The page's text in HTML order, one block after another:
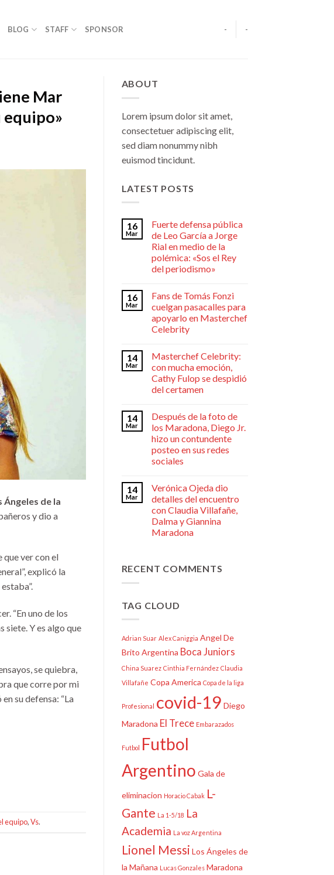
BLOG STAFF SPONSOR - -
Mar
equipo»
Ángeles de la
y dio a
que ver con el
explicó la
“En uno de los
siete. Y es algo que
se quiebra,
que corre por mi
su defensa: “La
equipo,Vs.
ABOUT
Lorem ipsum dolor sit amet,
consectetuer adipiscing elit,
sed diam nonummy nibh
euismod tincidunt.
LATEST POSTS
16
Mar
Fuerte defensa pública
de Leo García a Jorge
Rial en medio de la
polémica: «Sos el Rey
del periodismo»
16
Mar
Fans de Tomás Fonzi
cuelgan pasacalles para
apoyarlo en Masterchef
Celebrity
14
Mar
Masterchef Celebrity:
con mucha emoción,
Cathy Fulop se despidió
del certamen
14
Mar
Después de la foto de
los Maradona, Diego Jr.
hizo un contundente
posteo en sus redes
sociales
14
Mar
Verónica Ojeda dio
detalles del encuentro
con Claudia Villafañe,
Dalma y Giannina
Maradona
RECENT COMMENTS
TAG CLOUD
Adrian Suar Alex Caniggia Angel De
Brito Argentina Boca Juniors
China Suarez Cinthia Fernández Claudia
Villafañe Copa America Copa de la liga
Profesional covid-19 Diego
Maradona El Trece Embarazados
Futbol
Futbol
Argentino Gala de
eliminacion Horacio Cabak L-
Gante La 1-5/18 La
Academia La voz Argentina
Lionel Messi Los Ángeles de
la Mañana Lucas Gonzales Maradona